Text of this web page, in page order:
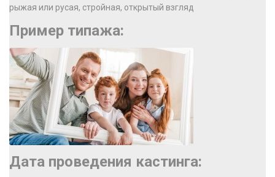
рыжая или русая, стройная, открытый взгляд
Пример типажа:
Дата проведения кастинга: